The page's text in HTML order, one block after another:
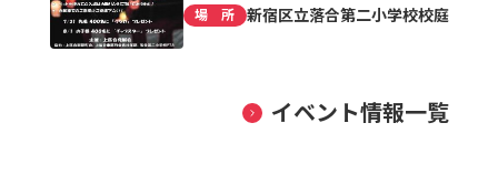
場 所 新宿区立落合第二小学校校庭
イベント情報一覧